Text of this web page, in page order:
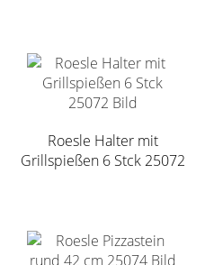
Roesle Halter mit
Grillspießen 6 Stck 25072